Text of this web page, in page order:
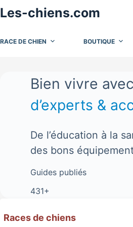
Passer
au
Les-chiens.com
RACE DE CHIEN BOUTIQUE
Bien vivre
d’experts &
De l’éducation à la
des bons
Guides publiés
431+
Races de chiens